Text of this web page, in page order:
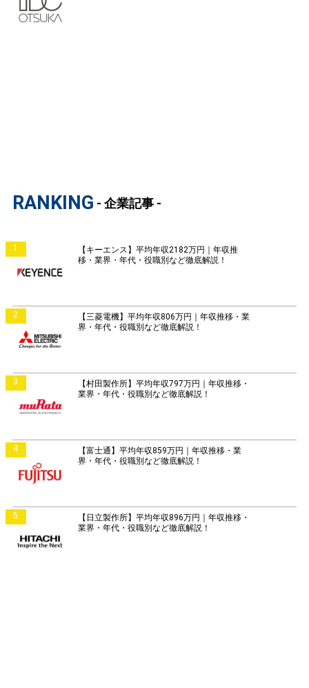
RANKING - 企業記事 -
1
【キーエンス】平均年収2182万円｜年収推
移・業界・年代・役職別など徹底解説！
2
【三菱電機】平均年収806万円｜年収推移・業
界・年代・役職別など徹底解説！
3
【村田製作所】平均年収797万円｜年収推移・
業界・年代・役職別など徹底解説！
4
【富士通】平均年収859万円｜年収推移・業
界・年代・役職別など徹底解説！
5
【日立製作所】平均年収896万円｜年収推移・
業界・年代・役職別など徹底解説！